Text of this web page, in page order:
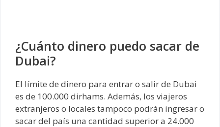
¿Cuánto dinero puedo sacar de
Dubai?
El límite de dinero para entrar o salir de Dubai
es de 100.000 dirhams. Además, los viajeros
extranjeros o locales tampoco podrán ingresar o
sacar del país una cantidad superior a 24.000